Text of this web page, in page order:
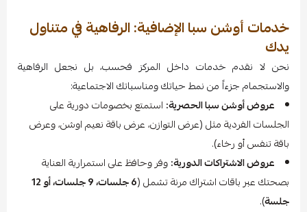
خدمات أوشن سبا الإضافية: الرفاهية في متناول
يدك
نحن لا نقدم خدمات داخل المركز فحسب، بل نجعل الرفاهية
والاستجمام جزءاً من نمط حياتك ومناسباتك الاجتماعية:
عروض أوشن سبا الحصرية: استمتع بخصومات دورية على
الجلسات الفردية مثل (عرض التوازن، عرض باقة نعيم اوشن، وعرض
باقة تنفس أو رخاء).
عروض الاشتراكات الدورية:وفر وحافظ على استمرارية العناية
بصحتك عبر باقات اشتراك مرنة تشمل (
6 جلسات، 9 جلسات، أو 12
جلسة).